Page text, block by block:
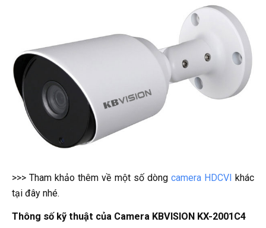
>>> Tham khảo thêm về một số dòng camera HDCVI khác
tại đây nhé.
Thông số kỹ thuật của Camera KBVISION KX-2001C4